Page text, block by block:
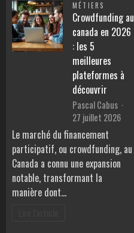
MÉTIERS
Crowdfunding au
canada en 2026
: les 5
meilleures
plateformes à
découvrir
Pascal Cabus
27 juillet 2026
Le marché du financement
participatif, ou crowdfunding, au
Canada a connu une expansion
notable, transformant la
manière dont…